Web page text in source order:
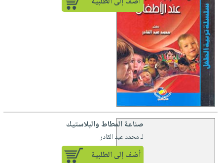
صناعة المطاط والبلاستيك
لـ محمد عبد القادر
أضف إلى الطلبية